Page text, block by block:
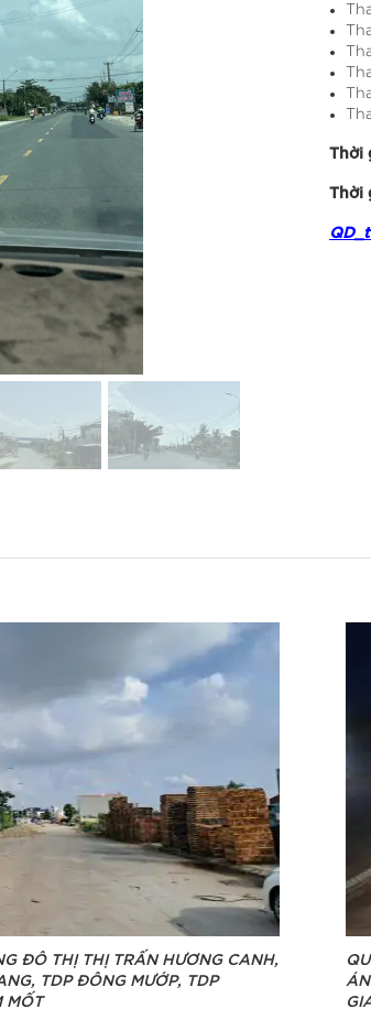
Thời
Thời
ĐÔ THỊ THỊ TRẤN HƯƠNG CANH,
TDP ĐÔNG MƯỚP, TDP
MỐT